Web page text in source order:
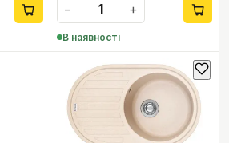
−
+
В наявності